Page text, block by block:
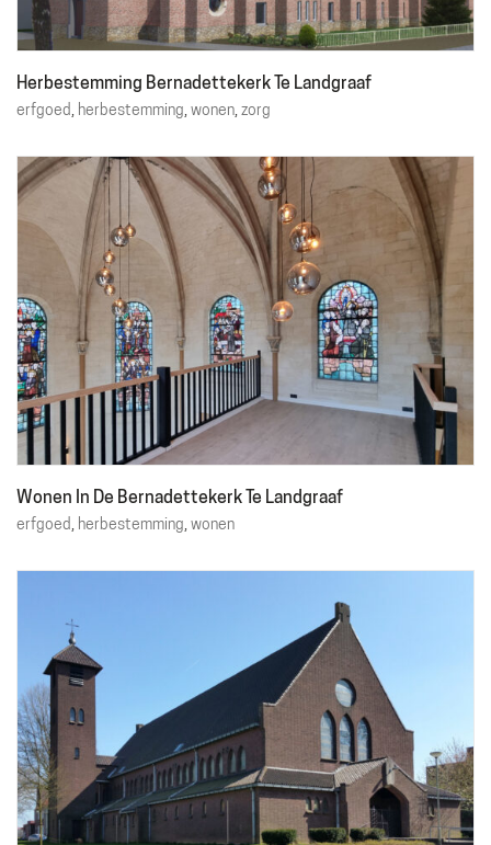
Herbestemming Bernadettekerk Te Landgraaf
erfgoed, herbestemming,wonen,zorg
Wonen In De Bernadettekerk Te Landgraaf
erfgoed herbestemming wonen
THALLIA GROEP
Emmasingel 50
6001 BD Weert
Tel. 06 50 63 81 81
Over ons
Diensten
Plan
Gebruiker
Exploitatie
Financiering